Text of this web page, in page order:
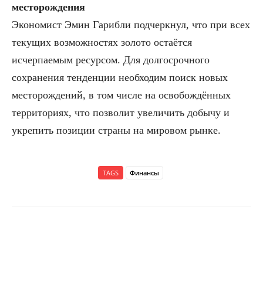
месторождения
Экономист Эмин Гарибли подчеркнул, что при всех
текущих возможностях золото остаётся
исчерпаемым ресурсом. Для долгосрочного
сохранения тенденции необходим поиск новых
месторождений, в том числе на освобождённых
территориях, что позволит увеличить добычу и
укрепить позиции страны на мировом рынке.
TAGS Финансы